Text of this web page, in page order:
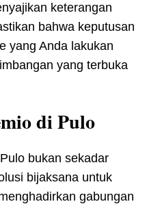
keterangan
bahwa keputusan
yang Anda lakukan
yang terbuka
di Pulo
bukan sekadar
bijaksana untuk
gabungan